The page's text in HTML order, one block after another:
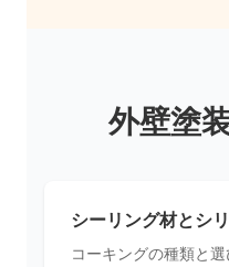
外壁塗
シーリング材とシ
コーキングの種類と